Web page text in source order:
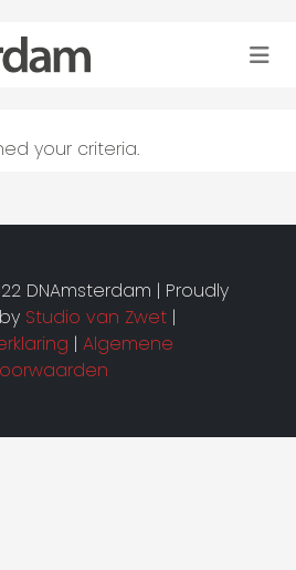
your criteria.
DNAmsterdam | Proudly
Studio van Zwet |
| Algemene